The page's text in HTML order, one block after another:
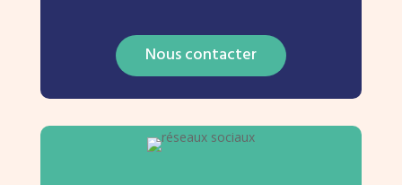
Nous contacter